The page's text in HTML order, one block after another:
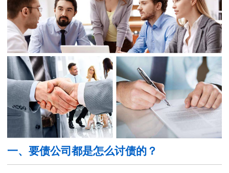
一、要债公司都是怎么讨债的？